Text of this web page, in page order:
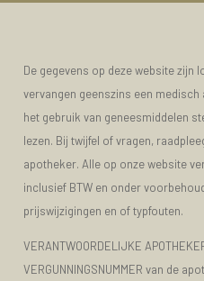
De gegevens op deze website zijn
vervangen geenszins een medisch
het gebruik van geneesmiddelen
lezen. Bij twijfel of vragen,
apotheker. Alle op onze website
inclusief BTW en onder
prijswijzigingen en of typfouten.
VERANTWOORDELIJKE
VERGUNNINGSNUMMER van de